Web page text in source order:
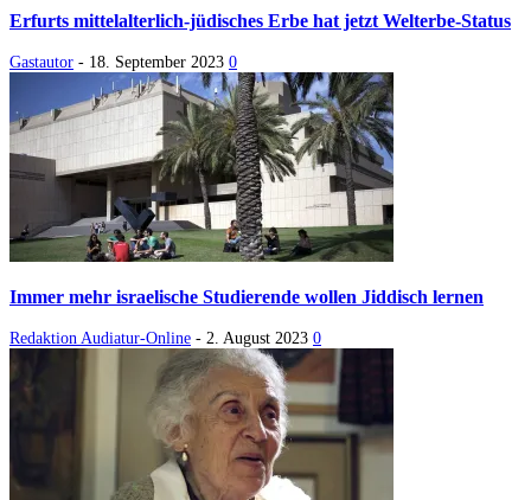
Erfurts mittelalterlich-jüdisches Erbe hat jetzt Welterbe-Status
Gastautor - 18. September 2023 0
Immer mehr israelische Studierende wollen Jiddisch lernen
Redaktion Audiatur-Online - 2. August 2023 0